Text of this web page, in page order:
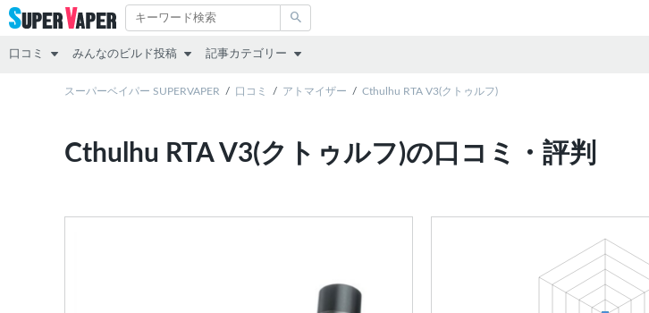
口コミ
スターターキット
みんなのビルド投稿
RDA
記事カテゴリー
その他
リキッド
スーパーベイパー SUPERVAPER 口コミ アトマイザー Cthulhu RTA V3(クトゥルフ)
Cthulhu RTA V3(クトゥルフ)の口コミ・評判